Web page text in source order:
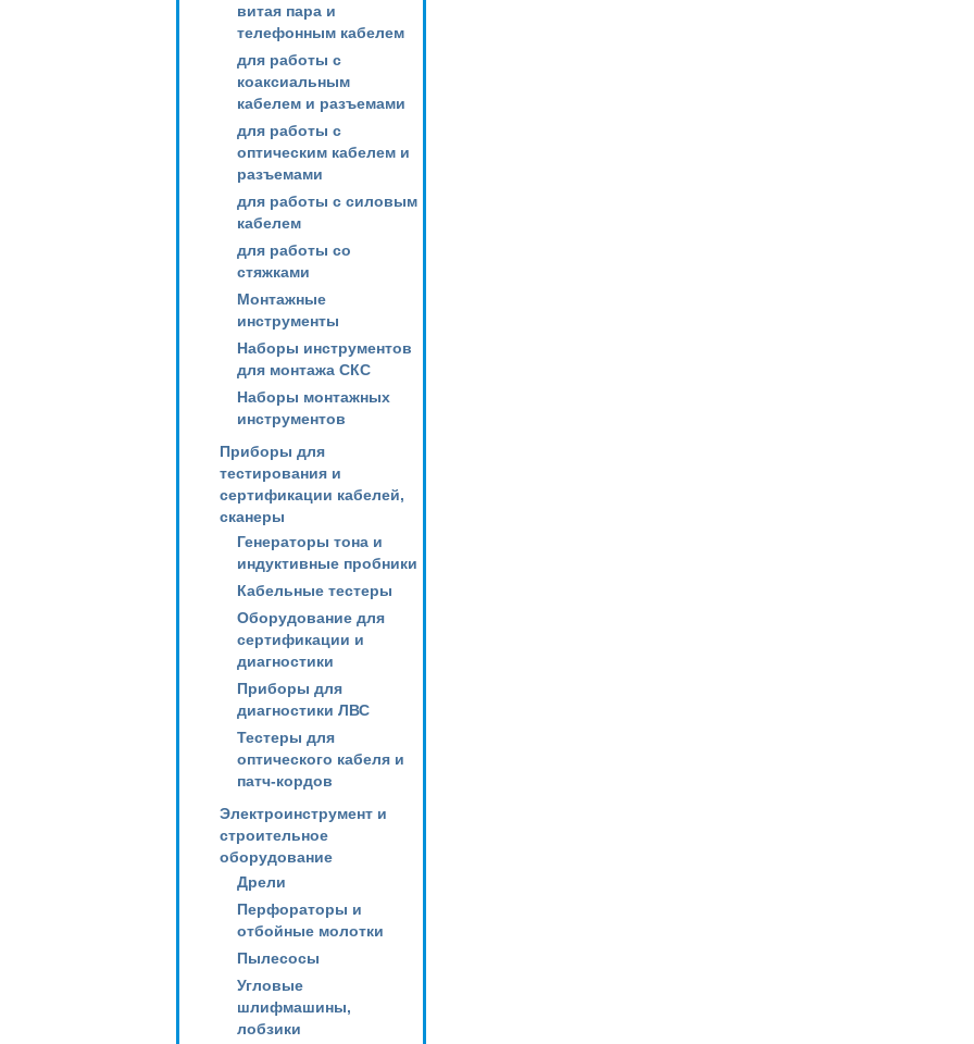
витая пара и
телефонным кабелем
для работы с
коаксиальным
кабелем и разъемами
для работы с
оптическим кабелем и
разъемами
для работы с силовым
кабелем
для работы со
стяжками
Монтажные
инструменты
Наборы инструментов
для монтажа СКС
Наборы монтажных
инструментов
Приборы для
тестирования и
сертификации кабелей,
сканеры
Генераторы тона и
индуктивные пробники
Кабельные тестеры
Оборудование для
сертификации и
диагностики
Приборы для
диагностики ЛВС
Тестеры для
оптического кабеля и
патч-кордов
Электроинструмент и
строительное
оборудование
Дрели
Перфораторы и
отбойные молотки
Пылесосы
Угловые
шлифмашины,
лобзики